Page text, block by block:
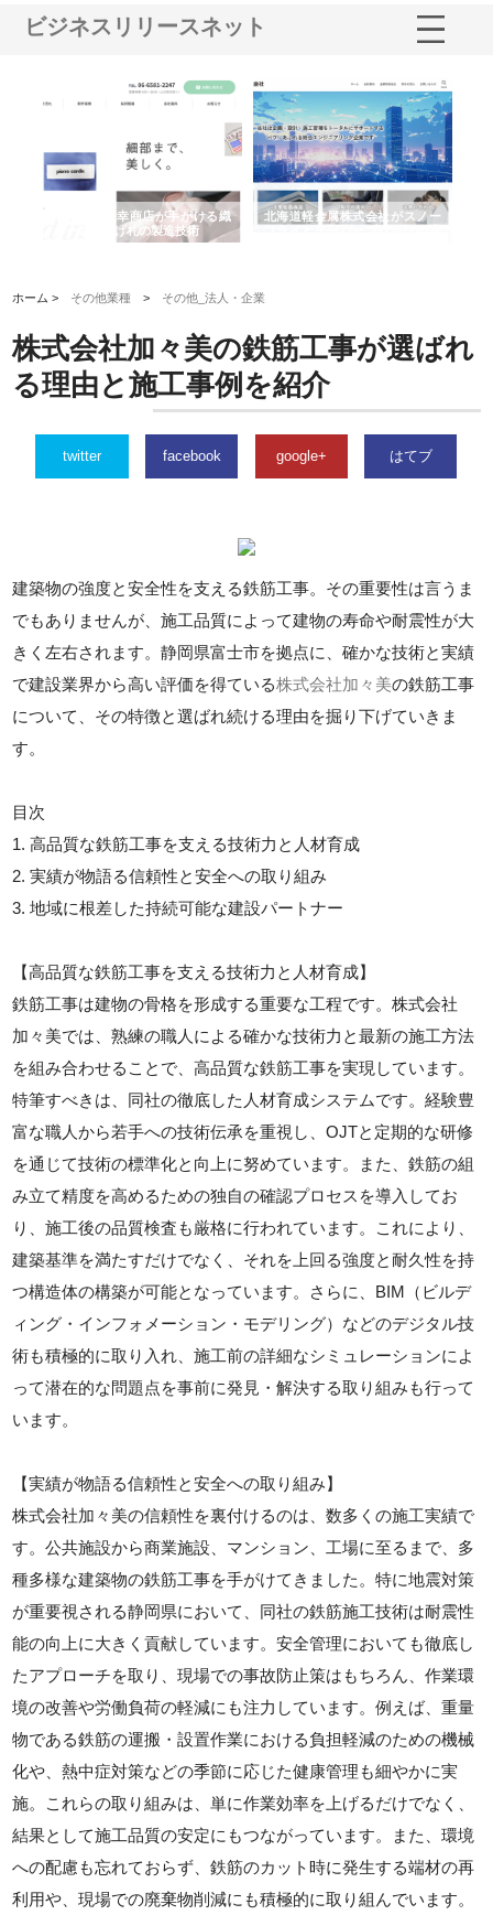
ビジネスリリースネット
有限会社松幸商店が手がける織
ネームと下げ札の製造技術
北海道軽金属株式会社がスノー
ホーム > その他業種 > その他_法人・企業
株式会社加々美の鉄筋工事が選ばれ
る理由と施工事例を紹介
twitter facebook google+ はてブ
建築物の強度と安全性を支える鉄筋工事。その重要性は言うま
でもありませんが、施工品質によって建物の寿命や耐震性が大
きく左右されます。静岡県富士市を拠点に、確かな技術と実績
で建設業界から高い評価を得ている株式会社加々美の鉄筋工事
について、その特徴と選ばれ続ける理由を掘り下げていきま
す。
目次
1. 高品質な鉄筋工事を支える技術力と人材育成
2. 実績が物語る信頼性と安全への取り組み
3. 地域に根差した持続可能な建設パートナー
【高品質な鉄筋工事を支える技術力と人材育成】
鉄筋工事は建物の骨格を形成する重要な工程です。株式会社
加々美では、熟練の職人による確かな技術力と最新の施工方法
を組み合わせることで、高品質な鉄筋工事を実現しています。
特筆すべきは、同社の徹底した人材育成システムです。経験豊
富な職人から若手への技術伝承を重視し、OJTと定期的な研修
を通じて技術の標準化と向上に努めています。また、鉄筋の組
み立て精度を高めるための独自の確認プロセスを導入してお
り、施工後の品質検査も厳格に行われています。これにより、
建築基準を満たすだけでなく、それを上回る強度と耐久性を持
つ構造体の構築が可能となっています。さらに、BIM（ビルデ
ィング・インフォメーション・モデリング）などのデジタル技
術も積極的に取り入れ、施工前の詳細なシミュレーションによ
って潜在的な問題点を事前に発見・解決する取り組みも行って
います。
【実績が物語る信頼性と安全への取り組み】
株式会社加々美の信頼性を裏付けるのは、数多くの施工実績で
す。公共施設から商業施設、マンション、工場に至るまで、多
種多様な建築物の鉄筋工事を手がけてきました。特に地震対策
が重要視される静岡県において、同社の鉄筋施工技術は耐震性
能の向上に大きく貢献しています。安全管理においても徹底し
たアプローチを取り、現場での事故防止策はもちろん、作業環
境の改善や労働負荷の軽減にも注力しています。例えば、重量
物である鉄筋の運搬・設置作業における負担軽減のための機械
化や、熱中症対策などの季節に応じた健康管理も細やかに実
施。これらの取り組みは、単に作業効率を上げるだけでなく、
結果として施工品質の安定にもつながっています。また、環境
への配慮も忘れておらず、鉄筋のカット時に発生する端材の再
利用や、現場での廃棄物削減にも積極的に取り組んでいます。